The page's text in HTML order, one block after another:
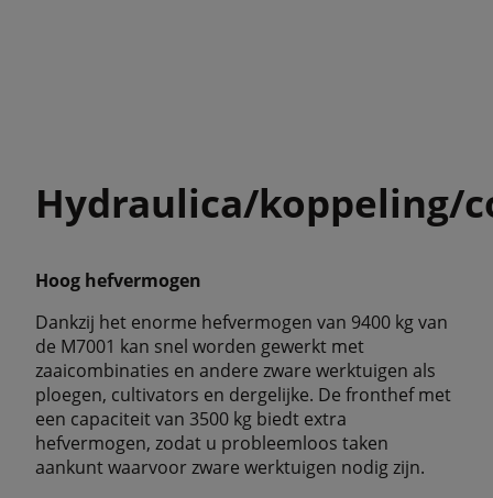
Hydraulica/koppeling/
Hoog hefvermogen
Dankzij het enorme hefvermogen van 9400 kg van
de M7001 kan snel worden gewerkt met
zaaicombinaties en andere zware werktuigen als
ploegen, cultivators en dergelijke. De fronthef met
een capaciteit van 3500 kg biedt extra
hefvermogen, zodat u probleemloos taken
aankunt waarvoor zware werktuigen nodig zijn.